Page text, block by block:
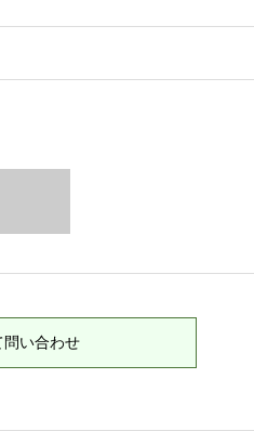
問い合わせ